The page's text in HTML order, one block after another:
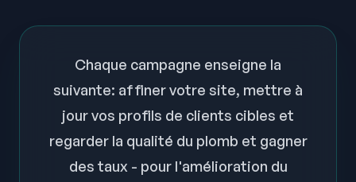
Chaque campagne enseigne la
suivante: affiner votre site, mettre à
jour vos profils de clients cibles et
regarder la qualité du plomb et gagner
des taux - pour l'amélioration du